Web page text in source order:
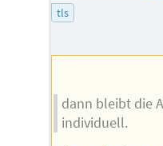
tls
dann bleibt die
individuell.